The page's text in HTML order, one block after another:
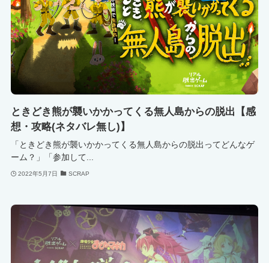
ときどき熊が襲いかかってくる無人島からの脱出【感
想・攻略(ネタバレ無し)】
「ときどき熊が襲いかかってくる無人島からの脱出ってどんなゲ
ーム？」「参加して...
2022年5月7日 SCRAP